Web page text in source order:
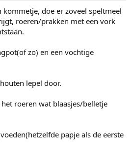
kommetje, doe er zoveel speltmeel
roeren/prakken met een vork
zo) en een vochtige
lepel door.
roeren wat blaasjes/belletje
papje als de eerste